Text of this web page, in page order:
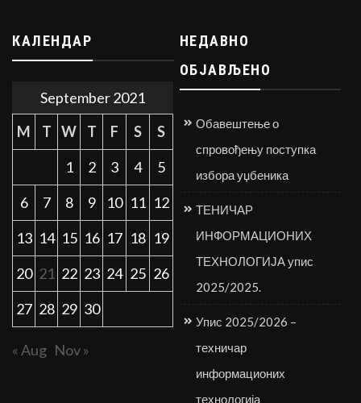
КАЛЕНДАР
September 2021
M
T W T F S
S
1
2 3 4
5
6
7 8 9 10 11 12
13 14 15 16 17 18 19
20 21 22 23 24 25 26
27 28 29 30
« Aug Nov »
НЕДАВНО
ОБЈАВЉЕНО
Обавештење о
спровођењу поступка
избора уџбеника
ТЕНИЧАР
ИНФОРМАЦИОНИХ
ТЕХНОЛОГИЈА упис
2025/2025.
Упис 2025/2026 –
техничар
информационих
технологија